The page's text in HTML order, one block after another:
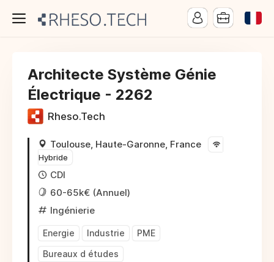
Architecte Système Génie
Électrique - 2262
Rheso.Tech
Toulouse, Haute-Garonne, France
Hybride
CDI
60-65k€ (Annuel)
Ingénierie
Energie Industrie
PME
Bureaux d études